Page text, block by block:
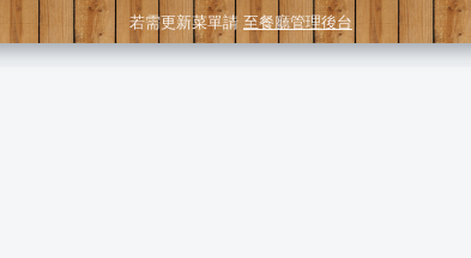
若需更新菜單請 至餐廳管理後台